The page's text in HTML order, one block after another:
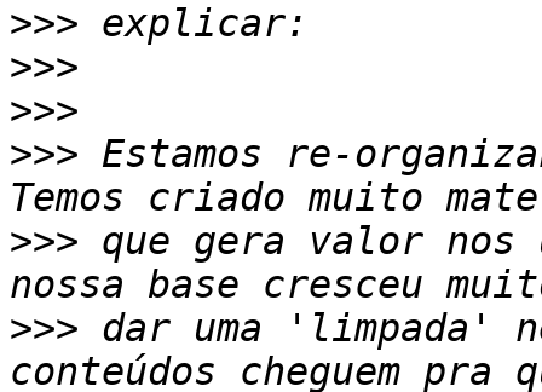
>>>
>>>
>>>
>>> Estamos re-
>>> que gera valor nos
>>> dar uma 'limpada'